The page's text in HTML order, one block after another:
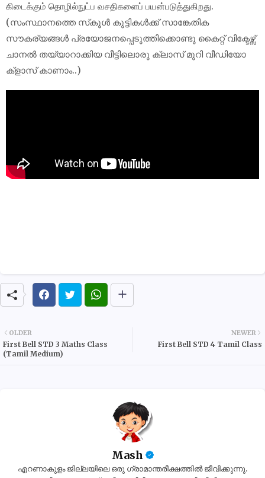
கிடைக்கும் தொழில்நுட்ப வசதிகளைப் பயன்படுத்துகிறது.
(സംസ്ഥാനത്തെ സ്‌കൂൾ കുട്ടികൾക്ക് സാങ്കേതിക
സൗകര്യങ്ങൾ പ്രയോജനപ്പെടുത്തിക്കൊണ്ടു കൈറ്റ് വിക്ടേഴ്സ്
ചാനല്‍ തയ്യാറാക്കിയ വീട്ടിലൊരു ക്ലാസ് മുറി വീഡിയോ
ക്‌ളാസ് കാണാം..)
NEWER
First Bell STD 4 Tamil Class
OLDER
First Bell STD 3 Maths Class
(Tamil Medium)
Mash
എറണാകുളം ജില്ലയിലെ ഒരു ഗ്രാമാന്തരീക്ഷത്തിൽ ജീവിക്കുന്നു.